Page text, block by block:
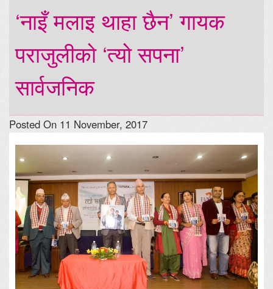
‘नाइँ मलाइ थाहा छैन’ गायक
पराजुलीको ‘त्यो सपना’
सार्वजनिक
Posted On 11 November, 2017